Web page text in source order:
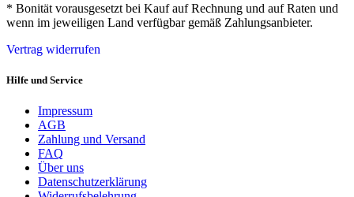
* Bonität vorausgesetzt bei Kauf auf Rechnung und auf Raten und
wenn im jeweiligen Land verfügbar gemäß Zahlungsanbieter.
Vertrag widerrufen
Hilfe und Service
Impressum
AGB
Zahlung und Versand
FAQ
Über uns
Datenschutzerklärung